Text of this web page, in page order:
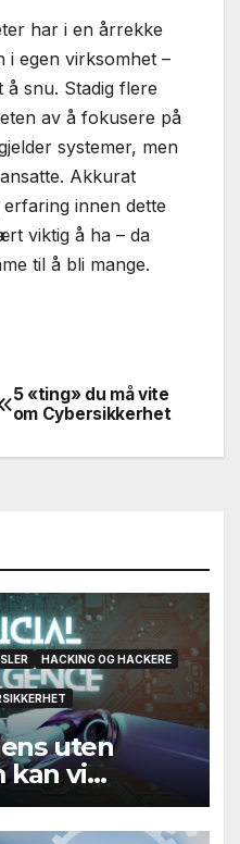
har i en årrekke
i egen virksomhet –
snu. Stadig flere
av å fokusere på
systemer, men
Akkurat
innen dette
viktig å ha – da
til å bli mange.
5 «ting» du må vite
om Cybersikkerhet
HACKING OG HACKERE
uten
kan vi
til slutt?